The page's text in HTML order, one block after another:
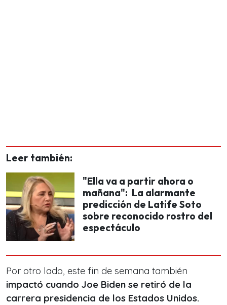
Leer también:
"Ella va a partir ahora o
mañana": La alarmante
predicción de Latife Soto
sobre reconocido rostro del
espectáculo
Por otro lado, este fin de semana también
impactó cuando Joe Biden se retiró de la
carrera presidencia de los Estados Unidos.